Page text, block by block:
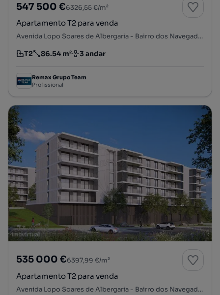
547 500 €6326,55 €/m²
Apartamento T2 para venda
Avenida Lopo Soares de Albergaria - Bairro dos Navegadores, Porto Salvo, Oeiras, Lisboa
Tipologia
T2
Preço por metro quadrado
86.54 m²
Andar 3 andar
Remax Grupo Team
Profissional
535 000 €6397,99 €/m²
Apartamento T2 para venda
Avenida Lopo Soares de Albergaria - Bairro dos Navegadores, Porto Salvo, Oeiras, Lisboa